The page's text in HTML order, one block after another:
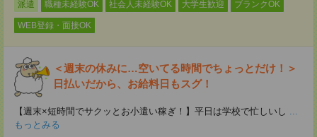
派遣
職種未経験OK 社会人未経験OK 大学生歓迎 ブランクOK
WEB登録・面接OK
＜週末の休みに…空いてる時間でちょっとだけ！＞
日払いだから、お給料日もスグ！
【週末×短時間でサクッとお小遣い稼ぎ！】平日は学校で忙しいし ...
もっとみる